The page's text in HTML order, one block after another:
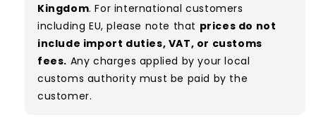
Typical mix:A 80% B 20%(approx.)
Kingdom. For international customers
including EU, please note that prices do not
include import duties, VAT, or customs
fees. Any charges applied by your local
customs authority must be paid by the
customer.